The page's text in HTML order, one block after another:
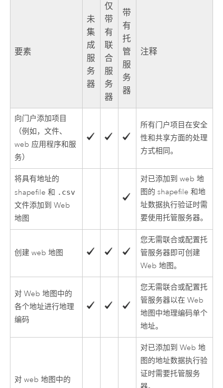
要素
未
集
成
服
务
器
仅
带
有
联
合
服
务
器
带
有
托
管
服
务
器
注释
向门户添加项目
（例如，文件、
web 应用程序和服
务）
所有门户项目在安全
性和共享方面的处理
方式相同。
将具有地址的
shapefile 和 .csv
文件添加到 Web
地图
对已添加到 web 地
图的 shapefile 和地
址数据执行验证时需
要使用托管服务器。
创建 web 地图
您无需联合或配置托
管服务器即可创建
Web 地图。
对 Web 地图中的
各个地址进行地理
编码
您无需联合或配置托
管服务器以在 Web
地图中地理编码单个
地址。
对 web 地图中的
对已添加到 Web 地
图的地址数据执行验
证时需要托管服务